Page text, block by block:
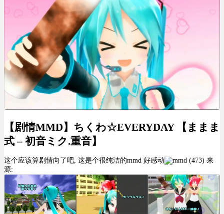
【剧情MMD】ちくわ☆EVERYDAY 【ままま
式 – 初音ミク.重音】
这个应该算剧情向了吧, 这是个很纯洁的mmd 好感动
来
源: